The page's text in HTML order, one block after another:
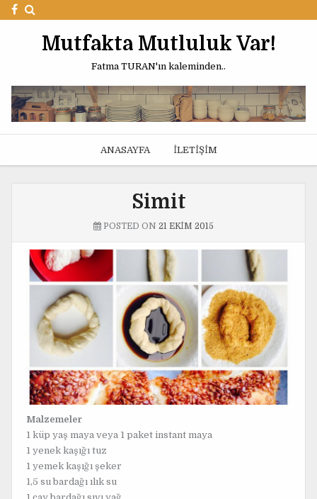
Mutfakta Mutluluk Var!
Fatma TURAN'ın kaleminden..
ANASAYFA İLETIŞIM
Simit
POSTED ON 21 EKIM 2015
Malzemeler
1 küp yaş maya veya 1 paket instant maya
1 yenek kaşığı tuz
1 yemek kaşığı şeker
1,5 su bardağı ılık su